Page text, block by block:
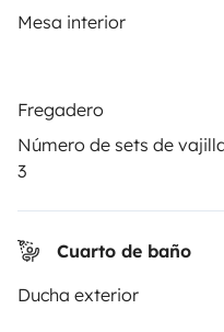
Mesa interior
Fregadero
Número de sets de
3
Cuarto de baño
Ducha exterior
ALQUILER
Alquilar una
Tus primeros pasos en
Ayuda viajero